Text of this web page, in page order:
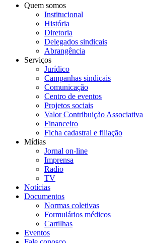
Quem somos
Institucional
História
Diretoria
Delegados sindicais
Abrangência
Serviços
Jurídico
Campanhas sindicais
Comunicação
Centro de eventos
Projetos sociais
Valor Contribuição Associativa
Financeiro
Ficha cadastral e filiação
Mídias
Jornal on-line
Imprensa
Radio
TV
Notícias
Documentos
Normas coletivas
Formulários médicos
Cartilhas
Eventos